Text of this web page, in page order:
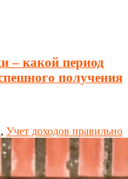
– какой период
получения
, Учет доходов правильно